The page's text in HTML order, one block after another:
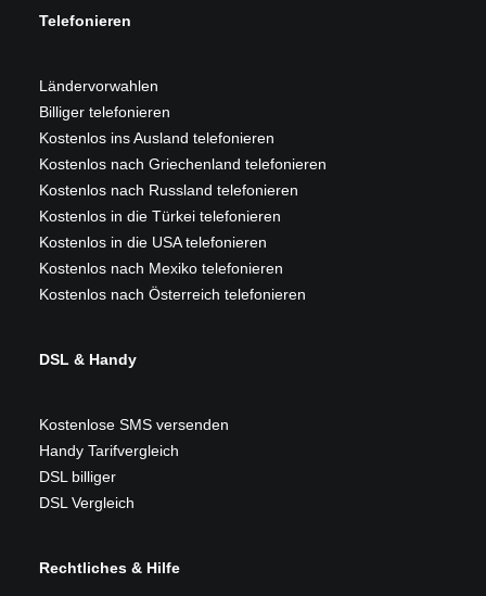
Telefonieren
Ländervorwahlen
Billiger telefonieren
Kostenlos ins Ausland telefonieren
Kostenlos nach Griechenland telefonieren
Kostenlos nach Russland telefonieren
Kostenlos in die Türkei telefonieren
Kostenlos in die USA telefonieren
Kostenlos nach Mexiko telefonieren
Kostenlos nach Österreich telefonieren
DSL & Handy
Kostenlose SMS versenden
Handy Tarifvergleich
DSL billiger
DSL Vergleich
Rechtliches & Hilfe